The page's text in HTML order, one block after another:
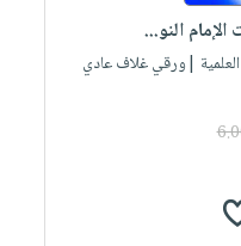
النو...
|ورقي غلاف عادي